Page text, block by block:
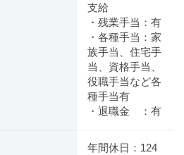
支給
・残業手当：有
・各種手当：家
族手当、住宅手
当、資格手当、
役職手当など各
種手当有
・退職金 ：有
年間休日：124